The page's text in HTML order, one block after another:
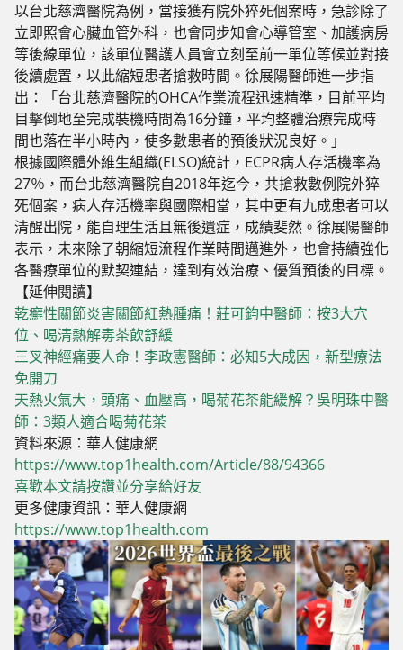
以台北慈濟醫院為例，當接獲有院外猝死個案時，急診除了
立即照會心臟血管外科，也會同步知會心導管室、加護病房
等後線單位，該單位醫護人員會立刻至前一單位等候並對接
後續處置，以此縮短患者搶救時間。徐展陽醫師進一步指
出：「台北慈濟醫院的OHCA作業流程迅速精準，目前平均
目擊倒地至完成裝機時間為16分鐘，平均整體治療完成時
間也落在半小時內，使多數患者的預後狀況良好。」
根據國際體外維生組織(ELSO)統計，ECPR病人存活機率為
27％，而台北慈濟醫院自2018年迄今，共搶救數例院外猝
死個案，病人存活機率與國際相當，其中更有九成患者可以
清醒出院，能自理生活且無後遺症，成績斐然。徐展陽醫師
表示，未來除了朝縮短流程作業時間邁進外，也會持續強化
各醫療單位的默契連結，達到有效治療、優質預後的目標。
【延伸閱讀】
乾癬性關節炎害關節紅熱腫痛！莊可鈞中醫師：按3大穴
位、喝清熱解毒茶飲舒緩
三叉神經痛要人命！李政憲醫師：必知5大成因，新型療法
免開刀
天熱火氣大，頭痛、血壓高，喝菊花茶能緩解？吳明珠中醫
師：3類人適合喝菊花茶
資料來源：華人健康網
https://www.top1health.com/Article/88/94366
喜歡本文請按讚並分享給好友
更多健康資訊：華人健康網
https://www.top1health.com